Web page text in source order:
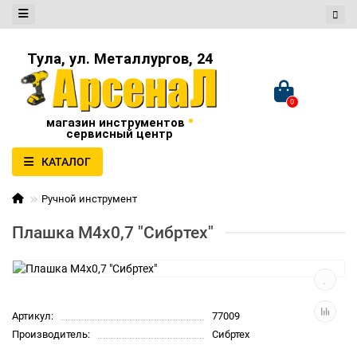
Тула, ул. Металлургов, 24
магазин инструментов •
сервисный центр
0
КАТАЛОГ
Ручной инструмент
Плашка М4х0,7 "Сибртех"
Артикул:
77009
Производитель:
Сибртех